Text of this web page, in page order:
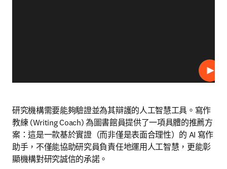
播放
研究機構需要能夠驗證並為其辯護的人工智慧工具。寫作
教練 (Writing Coach) 為圖書館員提供了一項具體的推薦方
案：這是一款基於實證（而非僅是表面合理性）的 AI 寫作
助手，不僅能協助研究員負責任地運用人工智慧，更能彰
顯機構對研究誠信的承諾。